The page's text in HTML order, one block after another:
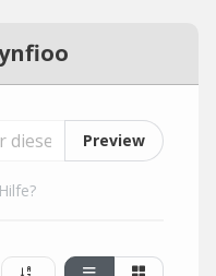
Preview